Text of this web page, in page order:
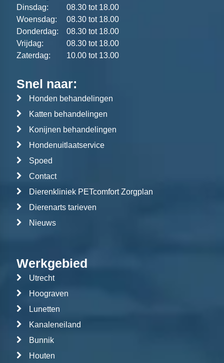
Dinsdag:
08.30 tot 18.00
Woensdag:
08.30 tot 18.00
Donderdag:
08.30 tot 18.00
Vrijdag:
08.30 tot 18.00
Zaterdag:
10.00 tot 13.00
Snel naar:
Honden behandelingen
Katten behandelingen
Konijnen behandelingen
Hondenuitlaatservice
Spoed
Contact
Dierenkliniek PETcomfort Zorgplan
Dierenarts tarieven
Nieuws
Werkgebied
Utrecht
Hoograven
Lunetten
Kanaleneiland
Bunnik
Houten